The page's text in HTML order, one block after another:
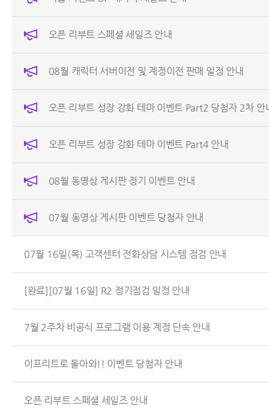
오픈 리부트 스페셜 세일즈 안내
08월 캐릭터 서버이전 및 계정이전 판매 일정 안내
오픈 리부트 성장 강화 테마 이벤트 Part2 당첨자 2차 안
오픈 리부트 성장 강화 테마 이벤트 Part4 안내
08월 동영상 게시판 정기 이벤트 안내
07월 동영상 게시판 이벤트 당첨자 안내
07월 16일(목) 고객센터 전화상담 시스템 점검 안내
[완료][07월 16일] R2 정기점검 일정 안내
7월 2주차 비공식 프로그램 이용 계정 단속 안내
이프리트로 돌아와!! 이벤트 당첨자 안내
오픈 리부트 스페셜 세일즈 안내